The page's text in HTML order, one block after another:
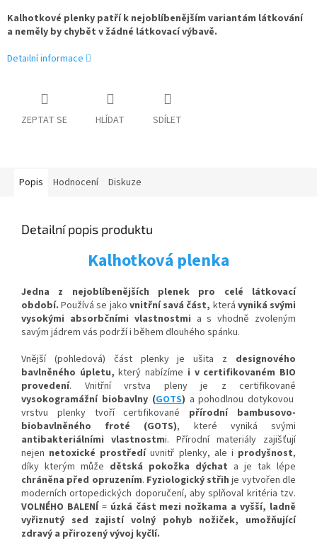
Kalhotkové plenky patří k nejoblíbenějším variantám látkování
a neměly by chybět v žádné látkovací výbavě.
Detailní informace
ZEPTAT SE HLÍDAT SDÍLET
Popis Hodnocení Diskuze
Detailní popis produktu
Kalhotková plenka
Jedna z nejoblíbenějších plenek pro celé látkovací
období.Používá se jako vnitřní savá část, která vyniká svými
vysokými absorbčními vlastnostmi a s vhodně zvoleným
savým jádrem vás podrží i během dlouhého spánku.
Vnější (pohledová) část plenky je ušita z designového
bavlněného úpletu,který nabízíme i v certifikovaném BIO
provedení. Vnitřní vrstva pleny je z certifikované
vysokogramážní biobavlny (GOTS) a pohodlnoudotykovou
vrstvu plenky tvoří certifikované přírodní bambusovo-
biobavlněného froté (GOTS), které vyniká svými
antibakteriálními vlastnostmi. Přírodní materiály zajišťují
nejen netoxické prostředíuvnitř plenky, ale i prodyšnost,
díky kterým může dětská pokožka dýchat a je tak lépe
chráněna před opruzením. Fyziologický střih je vytvořen dle
moderních ortopedických doporučení, aby splňoval kritéria tzv.
VOLNÉHO BALENÍ = úzká část mezi nožkama a vyšší, ladně
vyřiznutý sed zajistí volný pohyb nožiček, umožňující
zdravý a přirozený vývoj kyčlí.